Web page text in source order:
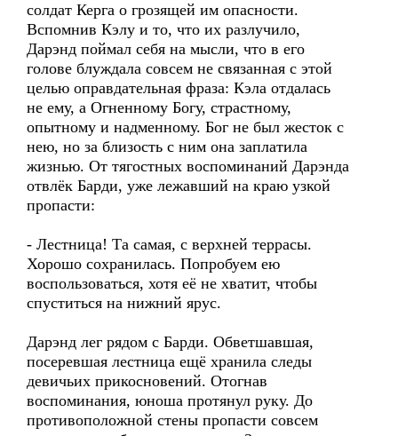
солдат Керга о грозящей им опасности.
Вспомнив Кэлу и то, что их разлучило,
Дарэнд поймал себя на мысли, что в его
голове блуждала совсем не связанная с этой
целью оправдательная фраза: Кэла отдалась
не ему, а Огненному Богу, страстному,
опытному и надменному. Бог не был жесток с
нею, но за близость с ним она заплатила
жизнью. От тягостных воспоминаний Дарэнда
отвлёк Барди, уже лежавший на краю узкой
пропасти:
- Лестница! Та самая, с верхней террасы.
Хорошо сохранилась. Попробуем ею
воспользоваться, хотя её не хватит, чтобы
спуститься на нижний ярус.
Дарэнд лег рядом с Барди. Обветшавшая,
посеревшая лестница ещё хранила следы
девичьих прикосновений. Отогнав
воспоминания, юноша протянул руку. До
противоположной стены пропасти совсем